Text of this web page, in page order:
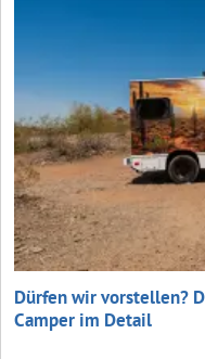
Dürfen wir vorstellen?
Camper im Detail